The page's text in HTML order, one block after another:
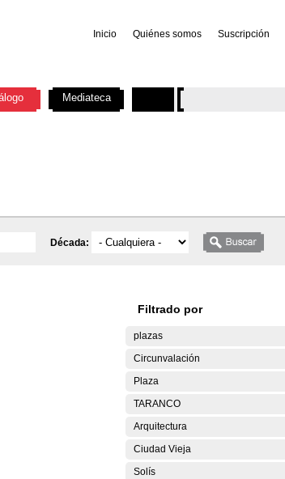
Inicio Quiénes somos Suscripción
Década:
Filtrado por
plazas
Circunvalación
Plaza
TARANCO
Arquitectura
Ciudad Vieja
Solís
Mediateca